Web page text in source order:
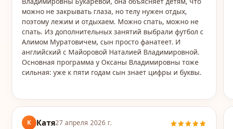
можно не закрывать глаза, но телу нужен отдых,
поэтому лежим и отдыхаем. Можно спать, можно не
спать. Из дополнительных занятий выбрали футбол с
Алимом Муратовичем, сын просто фанатеет. И
английский с Майоровой Наталией Владимировной.
Основная программа у Оксаны Владимировны тоже
сильная: уже к пяти годам сын знает цифры и буквы.
К Катя27 апреля 2026 г.